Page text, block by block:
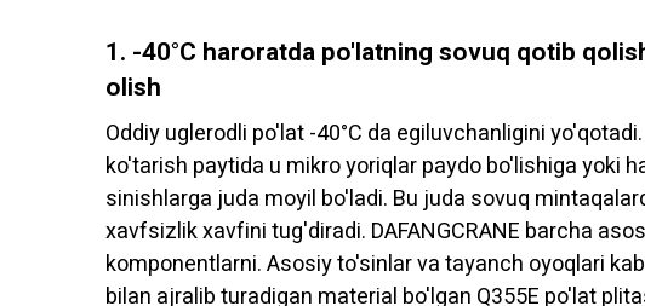
1. -40°C haroratda po'latning sovuq qotib
olish
Oddiy uglerodli po'lat -40°C da egiluvchanligini
ko'tarish paytida u mikro yoriqlar paydo bo'lishiga yoki
sinishlarga juda moyil bo'ladi. Bu juda sovuq
xavfsizlik xavfini tug'diradi. DAFANGCRANE barcha
komponentlarni. Asosiy to'sinlar va tayanch oyoqlari
bilan ajralib turadigan material bo'lgan Q355E po'lat